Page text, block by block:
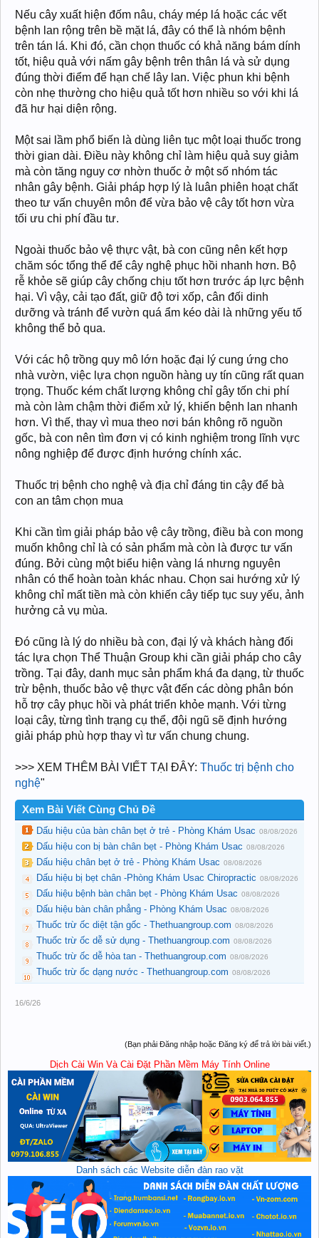
Nếu cây xuất hiện đốm nâu, cháy mép lá hoặc các vết
bệnh lan rộng trên bề mặt lá, đây có thể là nhóm bệnh
trên tán lá. Khi đó, cần chọn thuốc có khả năng bám dính
tốt, hiệu quả với nấm gây bệnh trên thân lá và sử dụng
đúng thời điểm để hạn chế lây lan. Việc phun khi bệnh
còn nhẹ thường cho hiệu quả tốt hơn nhiều so với khi lá
đã hư hại diện rộng.
Một sai lầm phổ biến là dùng liên tục một loại thuốc trong
thời gian dài. Điều này không chỉ làm hiệu quả suy giảm
mà còn tăng nguy cơ nhờn thuốc ở một số nhóm tác
nhân gây bệnh. Giải pháp hợp lý là luân phiên hoạt chất
theo tư vấn chuyên môn để vừa bảo vệ cây tốt hơn vừa
tối ưu chi phí đầu tư.
Ngoài thuốc bảo vệ thực vật, bà con cũng nên kết hợp
chăm sóc tổng thể để cây nghệ phục hồi nhanh hơn. Bộ
rễ khỏe sẽ giúp cây chống chịu tốt hơn trước áp lực bệnh
hại. Vì vậy, cải tạo đất, giữ độ tơi xốp, cân đối dinh
dưỡng và tránh để vườn quá ẩm kéo dài là những yếu tố
không thể bỏ qua.
Với các hộ trồng quy mô lớn hoặc đại lý cung ứng cho
nhà vườn, việc lựa chọn nguồn hàng uy tín cũng rất quan
trọng. Thuốc kém chất lượng không chỉ gây tốn chi phí
mà còn làm chậm thời điểm xử lý, khiến bệnh lan nhanh
hơn. Vì thế, thay vì mua theo nơi bán không rõ nguồn
gốc, bà con nên tìm đơn vị có kinh nghiệm trong lĩnh vực
nông nghiệp để được định hướng chính xác.
Thuốc trị bệnh cho nghệ và địa chỉ đáng tin cậy để bà
con an tâm chọn mua
Khi cần tìm giải pháp bảo vệ cây trồng, điều bà con mong
muốn không chỉ là có sản phẩm mà còn là được tư vấn
đúng. Bởi cùng một biểu hiện vàng lá nhưng nguyên
nhân có thể hoàn toàn khác nhau. Chọn sai hướng xử lý
không chỉ mất tiền mà còn khiến cây tiếp tục suy yếu, ảnh
hưởng cả vụ mùa.
Đó cũng là lý do nhiều bà con, đại lý và khách hàng đối
tác lựa chọn Thể Thuận Group khi cần giải pháp cho cây
trồng. Tại đây, danh mục sản phẩm khá đa dạng, từ thuốc
trừ bệnh, thuốc bảo vệ thực vật đến các dòng phân bón
hỗ trợ cây phục hồi và phát triển khỏe mạnh. Với từng
loại cây, từng tình trạng cụ thể, đội ngũ sẽ định hướng
giải pháp phù hợp thay vì tư vấn chung chung.
>>> XEM THÊM BÀI VIẾT TẠI ĐÂY: Thuốc trị bệnh cho
nghệ"
Xem Bài Viết Cùng Chủ Đề
Dấu hiệu của bàn chân bẹt ở trẻ - Phòng Khám Usac 08/08/2026
Dấu hiệu con bị bàn chân bẹt - Phòng Khám Usac 08/08/2026
Dấu hiệu chân bẹt ở trẻ - Phòng Khám Usac 08/08/2026
Dấu hiệu bị bẹt chân -Phòng Khám Usac Chiropractic 08/08/2026
Dấu hiệu bệnh bàn chân bẹt - Phòng Khám Usac 08/08/2026
Dấu hiệu bàn chân phẳng - Phòng Khám Usac 08/08/2026
Thuốc trừ ốc diệt tận gốc - Thethuangroup.com 08/08/2026
Thuốc trừ ốc dễ sử dụng - Thethuangroup.com 08/08/2026
Thuốc trừ ốc dễ hòa tan - Thethuangroup.com 08/08/2026
Thuốc trừ ốc dạng nước - Thethuangroup.com 08/08/2026
16/6/26
(Bạn phải Đăng nhập hoặc Đăng ký để trả lời bài viết.)
Dịch Cài Win Và Cài Đặt Phần Mềm Máy Tính Online
Danh sách các Website diễn đàn rao vặt